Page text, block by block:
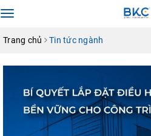
Toggle
Trang chủ
Tin tức ngành